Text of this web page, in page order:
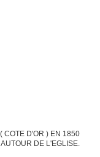
COTE D'OR ) EN 1850
DE L'EGLISE.